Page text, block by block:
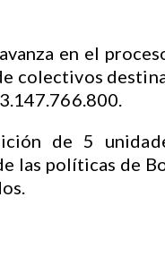
en el
colectivos
de 5
las políticas de